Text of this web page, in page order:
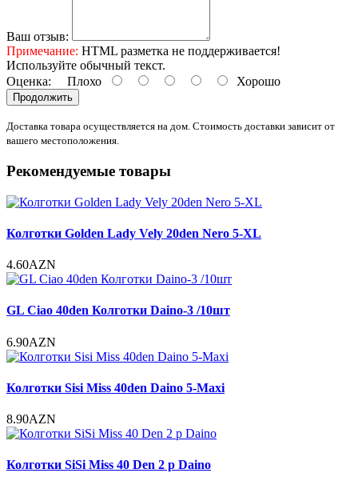
Ваш отзыв:
Примечание: HTML разметка не поддерживается!
Используйте обычный текст.
Оценка: Плохо Хорошо
Продолжить
Доставка товара осуществляется на дом. Стоимость доставки зависит от
вашего местоположения.
Рекомендуемые товары
Колготки Golden Lady Vely 20den Nero 5-XL
4.60AZN
GL Ciao 40den Колготки Daino-3 /10шт
6.90AZN
Колготки Sisi Miss 40den Daino 5-Maxi
8.90AZN
Колготки SiSi Miss 40 Den 2 р Daino